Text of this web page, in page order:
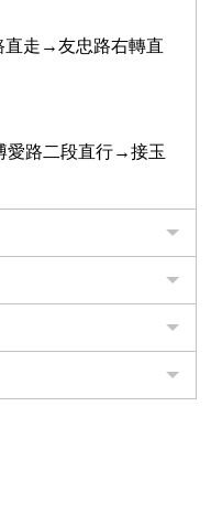
直走→友忠路右轉直
愛路二段直行→接玉